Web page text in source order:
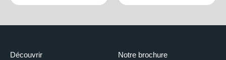
Découvrir Notre brochure